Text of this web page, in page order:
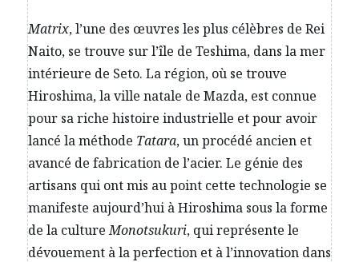
Matrix, l’une des œuvres les plus célèbres de Rei
Naito, se trouve sur l’île de Teshima, dans la mer
intérieure de Seto. La région, où se trouve
Hiroshima, la ville natale de Mazda, est connue
pour sa riche histoire industrielle et pour avoir
lancé la méthode Tatara, un procédé ancien et
avancé de fabrication de l’acier. Le génie des
artisans qui ont mis au point cette technologie se
manifeste aujourd’hui à Hiroshima sous la forme
de la cultureMonotsukuri, qui représente le
dévouement à la perfection et à l’innovation dans